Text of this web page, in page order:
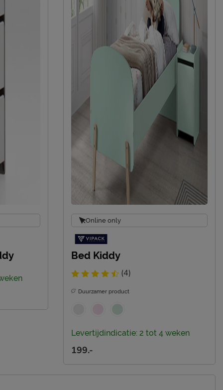
Online only
Bed Kiddy
(4)
Duurzamer product
Levertijdindicatie: 2 tot 4 weken
199.-